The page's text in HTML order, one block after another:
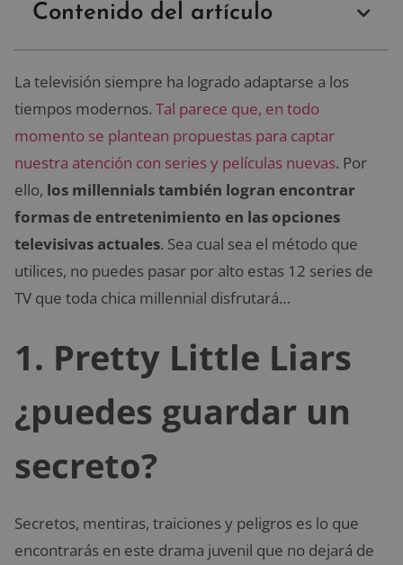
Contenido del artículo
La televisión siempre ha logrado adaptarse a los
tiempos modernos. Tal parece que, en todo
momento se plantean propuestas para captar
nuestra atención con series y películas nuevas. Por
ello, los millennials también logran encontrar
formas de entretenimiento en las opciones
televisivas actuales. Sea cual sea el método que
utilices, no puedes pasar por alto estas 12 series de
TV que toda chica millennial disfrutará…
1. Pretty Little Liars
¿puedes guardar un
secreto?
Secretos, mentiras, traiciones y peligros es lo que
encontrarás en este drama juvenil que no dejará de